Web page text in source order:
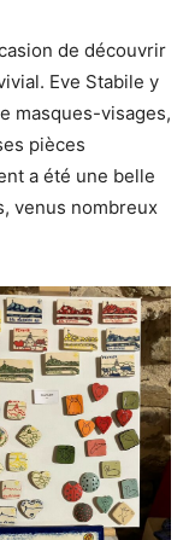
de découvrir
Eve Stabile y
masques-visages,
pièces
a été une belle
venus nombreux